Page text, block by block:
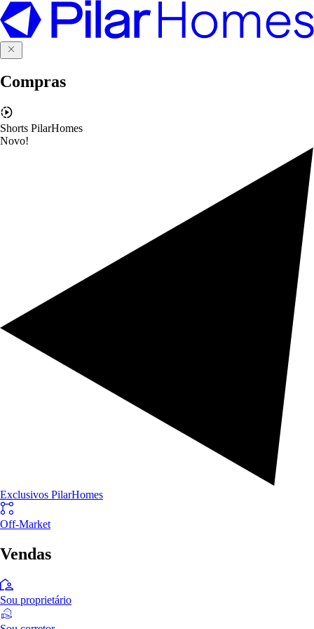
Compras
Shorts PilarHomes
Novo!
Exclusivos PilarHomes
Off-Market
Vendas
Sou proprietário